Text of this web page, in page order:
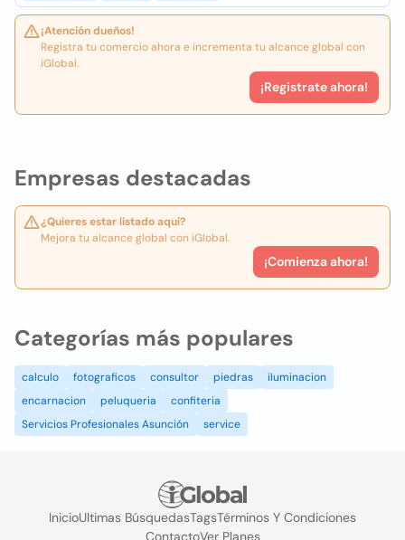
Empresas destacadas
¿Quieres estar listado aquí?
Mejora tu alcance global con iGlobal.
¡Comienza ahora!
¡Atención dueños!
Registra tu comercio ahora e incrementa tu alcance global con
iGlobal.
¡Registrate ahora!
Categorías más populares
calculo fotograficos consultor piedras
iluminacion
encarnacion
peluqueria
confiteria
Servicios Profesionales Asunción
service
InicioUltimas BúsquedasTagsTérminos Y Condiciones
ContactoVer Planes